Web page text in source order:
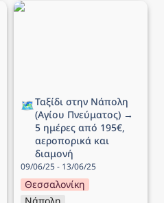
Ταξίδι στην Νάπολη
🗺️Ταξίδι στην Νάπολη
(Αγίου Πνεύματος) →
5 ημέρες από 195€,
αεροπορικά και
διαμονή
09/06/25 - 13/06/25
Θεσσαλονίκη